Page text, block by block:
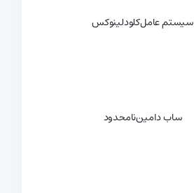
سیستم عاملکلودلینوکس
ساب دامیننامحدود